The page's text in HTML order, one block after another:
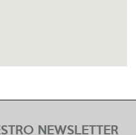
NEWSLETTER